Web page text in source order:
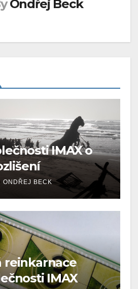
Ondřej Beck
IMAX o
ONDŘEJ BECK
reinkarnace
IMAX